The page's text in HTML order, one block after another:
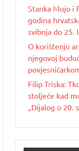
Stanka Mujo i
godina
svibnja do 25.
Dana
od 1990. do
O korištenju
njegovoj
Filip Triska:
stoljeće kad
„Dijalog o